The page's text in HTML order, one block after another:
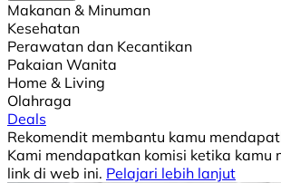
Makanan & Minuman
Kesehatan
Perawatan dan Kecantikan
Pakaian Wanita
Home & Living
Olahraga
Deals
Rekomendit membantu kamu
Kami mendapatkan komisi ketika kamu
link di web ini. Pelajari lebih lanjut